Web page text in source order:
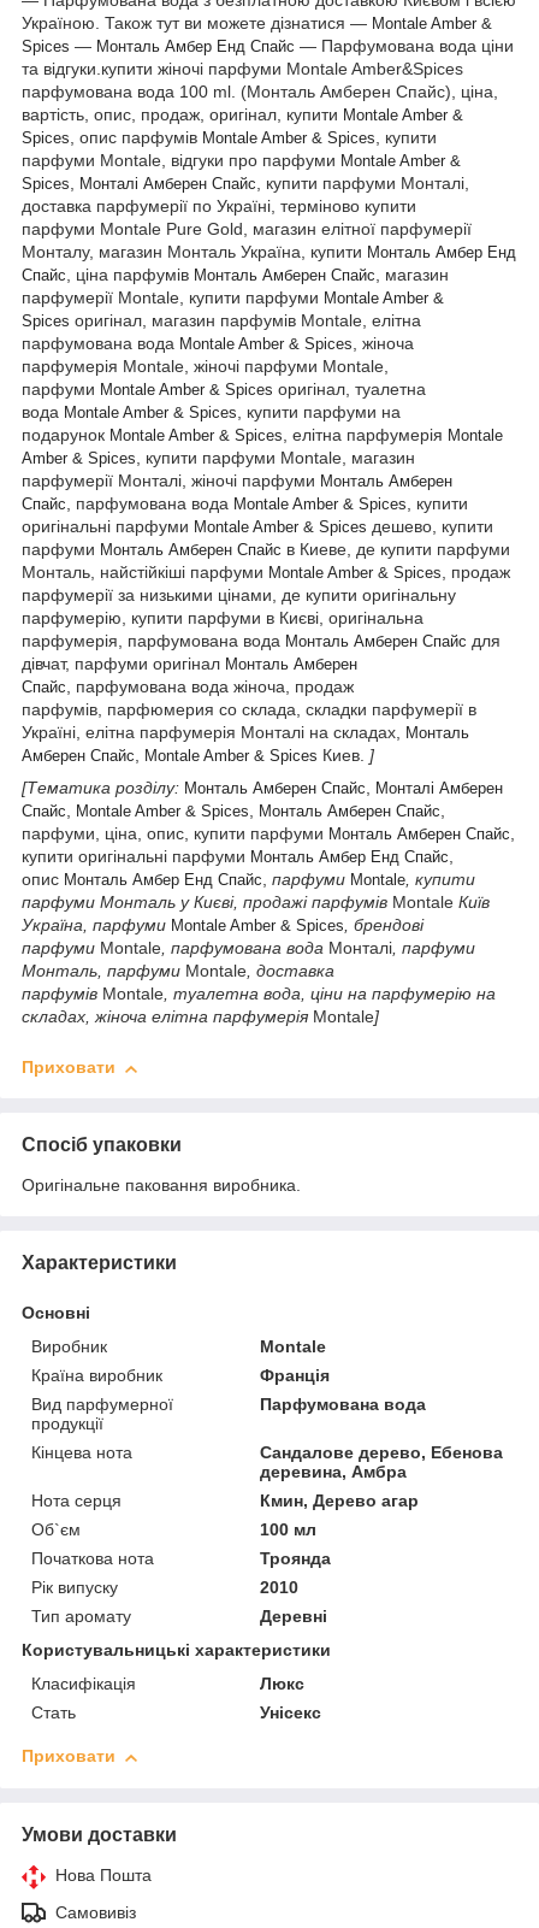
Україною. Також тут ви можете дізнатися ― Montale Amber &
Spices ― Монталь Амбер Енд Спайс — Парфумована вода ціни
та відгуки.купити жіночі парфуми Montale Amber&Spices
парфумована вода 100 ml. (Монталь Амберен Спайс), ціна,
вартість, опис, продаж, оригінал, купити Montale Amber &
Spices, опис парфумів Montale Amber & Spices, купити
парфуми Montale, відгуки про парфуми Montale Amber &
Spices, Монталі Амберен Спайс, купити парфуми Монталі,
доставка парфумерії по Україні, терміново купити
парфуми Montale Pure Gold, магазин елітної парфумерії
Монталу, магазин Монталь Україна, купити Монталь Амбер Енд
Спайс, ціна парфумів Монталь Амберен Спайс, магазин
парфумерії Montale, купити парфуми Montale Amber &
Spices оригінал, магазин парфумів Montale, елітна
парфумована вода Montale Amber & Spices, жіноча
парфумерія Montale, жіночі парфуми Montale,
парфуми Montale Amber & Spices оригінал, туалетна
вода Montale Amber & Spices, купити парфуми на
подарунок Montale Amber & Spices, елітна парфумерія Montale
Amber & Spices, купити парфуми Montale, магазин
парфумерії Монталі, жіночі парфуми Монталь Амберен
Спайс, парфумована вода Montale Amber & Spices, купити
оригінальні парфуми Montale Amber & Spices дешево, купити
парфуми Монталь Амберен Спайс в Киеве, де купити парфуми
Монталь, найстійкіші парфуми Montale Amber & Spices, продаж
парфумерії за низькими цінами, де купити оригінальну
парфумерію, купити парфуми в Києві, оригінальна
парфумерія, парфумована вода Монталь Амберен Спайс для
дівчат, парфуми оригінал Монталь Амберен
Спайс, парфумована вода жіноча, продаж
парфумів, парфюмерия со склада, складки парфумерії в
Україні, елітна парфумерія Монталі на складах, Монталь
Амберен Спайс, Montale Amber & Spices Киев. ]
[Тематика розділу: Монталь Амберен Спайс, Монталі Амберен
Спайс, Montale Amber & Spices, Монталь Амберен Спайс,
парфуми, ціна, опис, купити парфуми Монталь Амберен Спайс,
купити оригінальні парфуми Монталь Амбер Енд Спайс,
опис Монталь Амбер Енд Спайс, парфуми Montale, купити
парфуми Монталь у Києві, продажі парфумів Montale Київ
Україна, парфуми Montale Amber & Spices, брендові
парфуми Montale, парфумована вода Монталі, парфуми
Монталь, парфуми Montale, доставка
парфумів Montale, туалетна вода, ціни на парфумерію на
складах, жіноча елітна парфумерія Montale]
Приховати
Спосіб упаковки
Оригінальне паковання виробника.
Характеристики
Основні
Виробник
Montale
Країна виробник
Франція
Вид парфумерної
продукції
Парфумована вода
Кінцева нота
Сандалове дерево, Ебенова
деревина, Амбра
Нота серця
Кмин, Дерево агар
Об`єм
100 мл
Початкова нота
Троянда
Рік випуску
2010
Тип аромату
Деревні
Користувальницькі характеристики
Класифікація
Люкс
Стать
Унісекс
Приховати
Умови доставки
Нова Пошта
Самовивіз